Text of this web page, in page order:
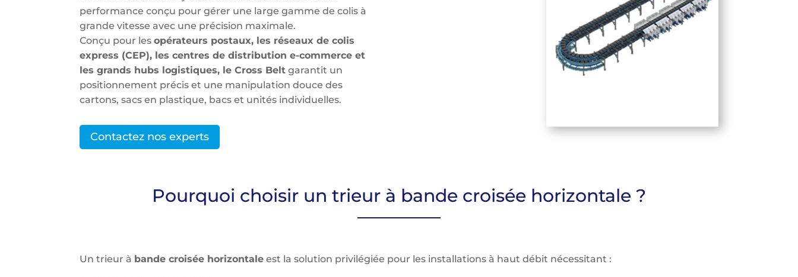
performance conçu pour gérer une large gamme de colis à
grande vitesse avec une précision maximale.
Conçu pour lesopérateurs postaux, les réseaux de colis
express (CEP), les centres de distribution e-commerce et
les grands hubs logistiques, le Cross Belt garantit un
positionnement précis et une manipulation douce des
cartons, sacs en plastique, bacs et unités individuelles.
Contactez nos experts
Pourquoi choisir un trieur à bande croisée horizontale ?
Un trieur à bande croisée horizontale est la solution privilégiée pour les installations à haut débit nécessitant :